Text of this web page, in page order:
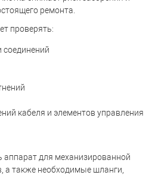
ремонта.
проверять:
соединений
кабеля и элементов управления
для механизированной
а также необходимые шланги,